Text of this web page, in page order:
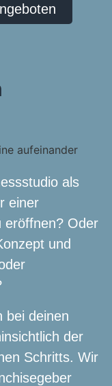
als
einer
eröffnen? Oder
und
bei deinen
der
Schritts. Wir